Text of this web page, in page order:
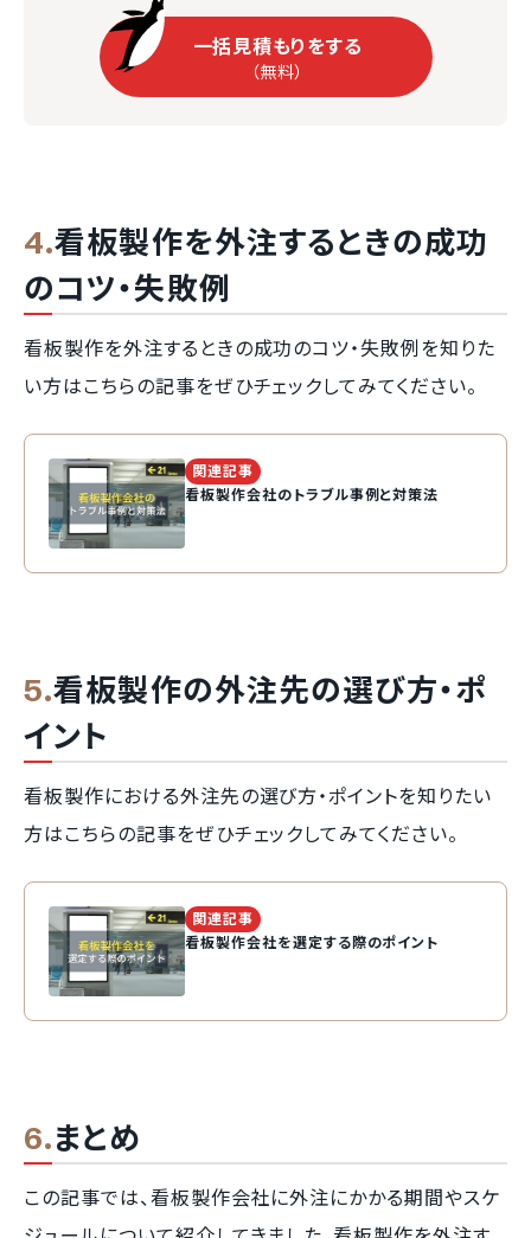
一括見積もりをする
（無料）
看板製作を外注するときの成功
のコツ・失敗例
看板製作を外注するときの成功のコツ・失敗例を知りた
い方はこちらの記事をぜひチェックしてみてください。
関連記事
看板製作会社のトラブル事例と対策法
看板製作の外注先の選び方・ポ
イント
看板製作における外注先の選び方・ポイントを知りたい
方はこちらの記事をぜひチェックしてみてください。
関連記事
看板製作会社を選定する際のポイント
まとめ
この記事では、看板製作会社に外注にかかる期間やスケ